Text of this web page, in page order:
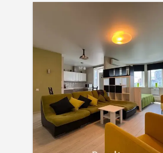
По актуальности
Сначала дорогие
По комнатности: большая →
малая
По комнатности: малая →
большая
По площади: большая → малая